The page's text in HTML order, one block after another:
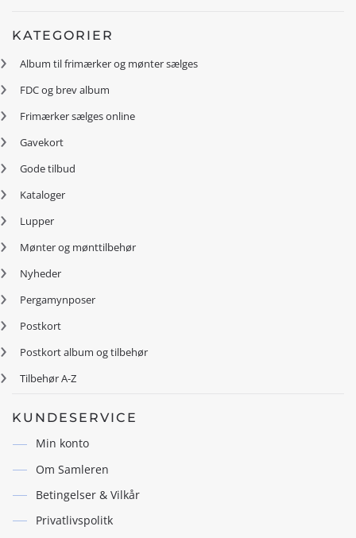
KATEGORIER
Album til frimærker og mønter sælges
FDC og brev album
Frimærker sælges online
Gavekort
Gode tilbud
Kataloger
Lupper
Mønter og mønttilbehør
Nyheder
Pergamynposer
Postkort
Postkort album og tilbehør
Tilbehør A-Z
KUNDESERVICE
Min konto
Om Samleren
Betingelser & Vilkår
Privatlivspolitk